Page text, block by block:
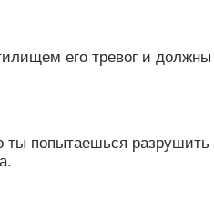
его тревог и
ты попытаешься разрушить